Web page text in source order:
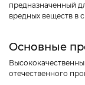
предназначенный
вредных веществ в
Основные
отечественного